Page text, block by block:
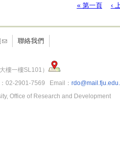
« 第一頁 ‹
聯絡我們
樓一樓SL101）
02-2901-7569 Email：
Office of Research and Development